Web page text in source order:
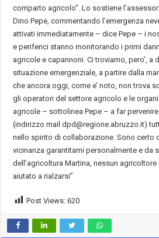
comparto agricolo”. Lo sostiene
Dino Pepe, commentando l’emergenza
attivati immediatamente – dice Pepe – i
e periferici stanno monitorando i primi
agricole e capannoni. Ci troviamo, pero’, a
situazione emergenziale, a partire dalla
che ancora oggi, come e’ noto, non trova
gli operatori del settore agricolo e le
agricole – sottolinea Pepe – a far
(indirizzo mail dpd@regione.abruzzo.it)
nello spirito di collaborazione. Sono certo
vicinanza garantitami personalmente e da
dell’agricoltura Martina, nessun agricoltore
aiutato a rialzarsi”
Post Views: 620